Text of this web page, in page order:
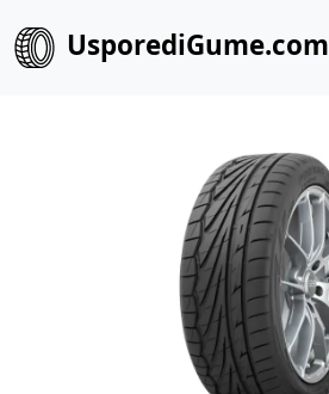
UsporediGume.com